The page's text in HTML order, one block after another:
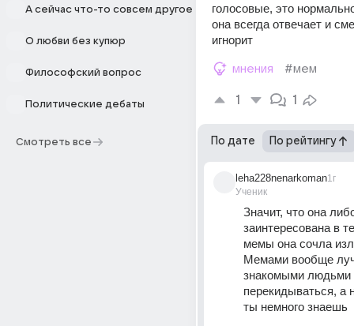
А сейчас что-то совсем другое
О любви без купюр
Философский вопрос
Политические дебаты
Смотреть все
голосовые, это
она всегда отвечает и
игнорит
мнения #мем
1 1
По дате По рейтингу
leha228nenarkoman
Ученик
1г
Значит, что она
заинтересована в
мемы она сочла
Мемами вообще
знакомыми людьми
перекидываться, а
ты немного знаешь